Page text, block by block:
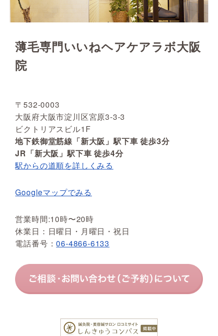
薄毛専門いいねヘアケアラボ大阪
院
〒532-0003
大阪府大阪市淀川区宮原3-3-3
ビクトリアスビル1F
地下鉄御堂筋線「新大阪」駅下車 徒歩3分
JR「新大阪」駅下車 徒歩4分
駅からの道順を詳しくみる
Googleマップでみる
営業時間:10時〜20時
休業日：日曜日・月曜日・祝日
電話番号：06-4866-6133